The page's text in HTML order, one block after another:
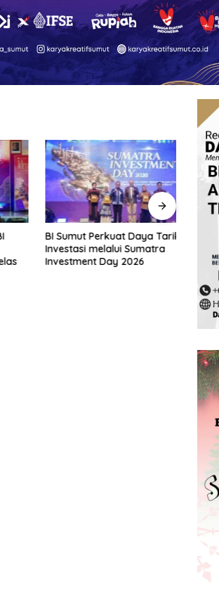
BI Sumut Perkuat Daya Tarik
Investasi melalui Sumatra
Investment Day 2026